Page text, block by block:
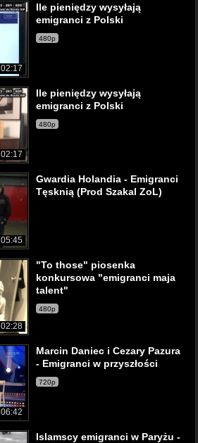
02:17
Ile pieniędzy wysyłają
emigranci z Polski
480p
02:17
Ile pieniędzy wysyłają
emigranci z Polski
480p
05:45
Gwardia Holandia - Emigranci
Tęsknią (Prod Szakal ZoL)
02:28
"To those" piosenka
konkursowa "emigranci maja
talent"
480p
06:42
Marcin Daniec i Cezary Pazura
- Emigranci w przyszłości
720p
Islamscy emigranci w Paryżu -